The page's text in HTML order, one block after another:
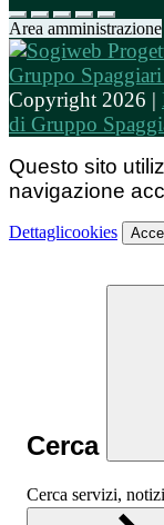
Area amministrazione
Copyright 2026 |
di Gruppo
Questo sito
navigazione
Dettaglicookies
Cerca
Cerca servizi,